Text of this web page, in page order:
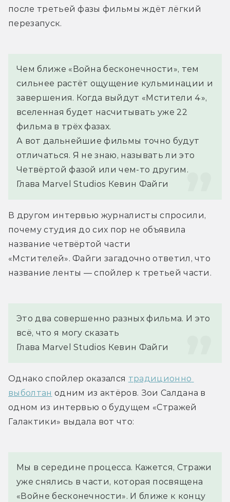
после третьей фазы фильмы ждёт лёгкий
перезапуск.
Чем ближе «Война бесконечности», тем
сильнее растёт ощущение кульминации и
завершения. Когда выйдут «Мстители 4»,
вселенная будет насчитывать уже 22
фильма в трёх фазах.
А вот дальнейшие фильмы точно будут
отличаться. Я не знаю, называть ли это
Четвёртой фазой или чем-то другим.
Глава Marvel Studios Кевин Файги
В другом интервью журналисты спросили,
почему студия до сих пор не объявила
название четвёртой части
«Мстителей». Файги загадочно ответил, что
название ленты — спойлер к третьей части.
Это два совершенно разных фильма. И это
всё, что я могу сказать
Глава Marvel Studios Кевин Файги
Однако спойлер оказался традиционно
выболтан одним из актёров. Зои Салдана в
одном из интервью о будущем «Стражей
Галактики» выдала вот что:
Мы в середине процесса. Кажется, Стражи
уже снялись в части, которая посвящена
«Войне бесконечности». И ближе к концу